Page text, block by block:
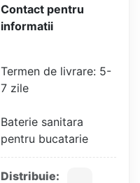
Contact pentru
informatii
Termen de livrare: 5-
7 zile
Baterie sanitara
Distribuie: